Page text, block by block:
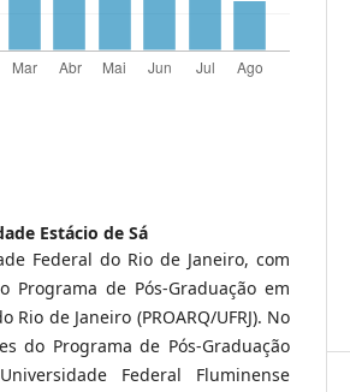
Estácio de Sá
Federal do Rio de Janeiro, com
de Pós-Graduação em
de Janeiro (PROARQ/UFRJ). No
do Programa de Pós-Graduação
Federal Fluminense